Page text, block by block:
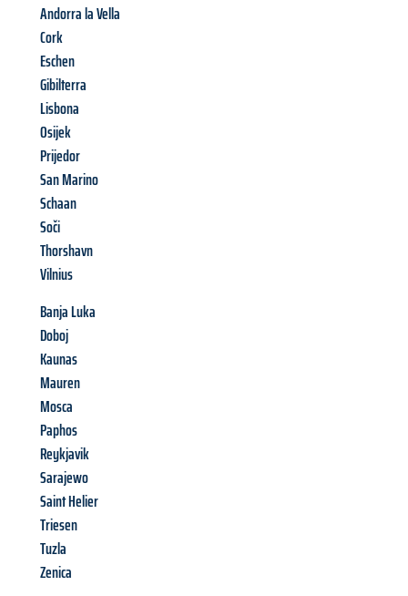
Andorra la Vella
Cork
Eschen
Gibilterra
Lisbona
Osijek
Prijedor
San Marino
Schaan
Soči
Thorshavn
Vilnius
Banja Luka
Doboj
Kaunas
Mauren
Mosca
Paphos
Reykjavik
Sarajewo
Saint Helier
Triesen
Tuzla
Zenica